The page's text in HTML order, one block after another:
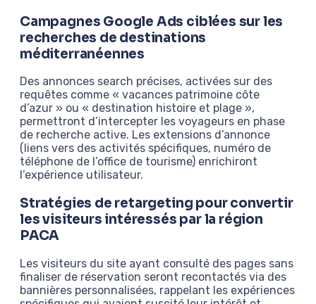
Campagnes Google Ads ciblées sur les
recherches de destinations
méditerranéennes
Des annonces search précises, activées sur des
requêtes comme « vacances patrimoine côte
d’azur » ou « destination histoire et plage »,
permettront d’intercepter les voyageurs en phase
de recherche active. Les extensions d’annonce
(liens vers des activités spécifiques, numéro de
téléphone de l’office de tourisme) enrichiront
l’expérience utilisateur.
Stratégies de retargeting pour convertir
les visiteurs intéressés par la région
PACA
Les visiteurs du site ayant consulté des pages sans
finaliser de réservation seront recontactés via des
bannières personnalisées, rappelant les expériences